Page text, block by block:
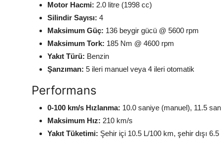
Motor Hacmi: 2.0 litre (1998 cc)
Silindir Sayısı: 4
Maksimum Güç: 136 beygir gücü @ 5600 rpm
Maksimum Tork: 185 Nm @ 4600 rpm
Yakıt Türü: Benzin
Şanzıman: 5 ileri manuel veya 4 ileri otomatik
Performans
0-100 km/s Hızlanma: 10.0 saniye (manuel), 11.5
Maksimum Hız: 210 km/s
Yakıt Tüketimi: Şehir içi 10.5 L/100 km, şehir dışı